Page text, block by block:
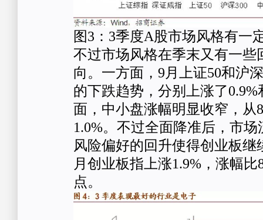
图3：3季度A股市场风格有一
不过市场风格在季末又有一些
向。一方面，9月上证50和沪
的下跌趋势，分别上涨了0.9%
面，中小盘涨幅明显收窄，从
1.0%。不过全面降准后，市
风险偏好的回升使得创业板继
月创业板指上涨1.9%，涨幅
点。